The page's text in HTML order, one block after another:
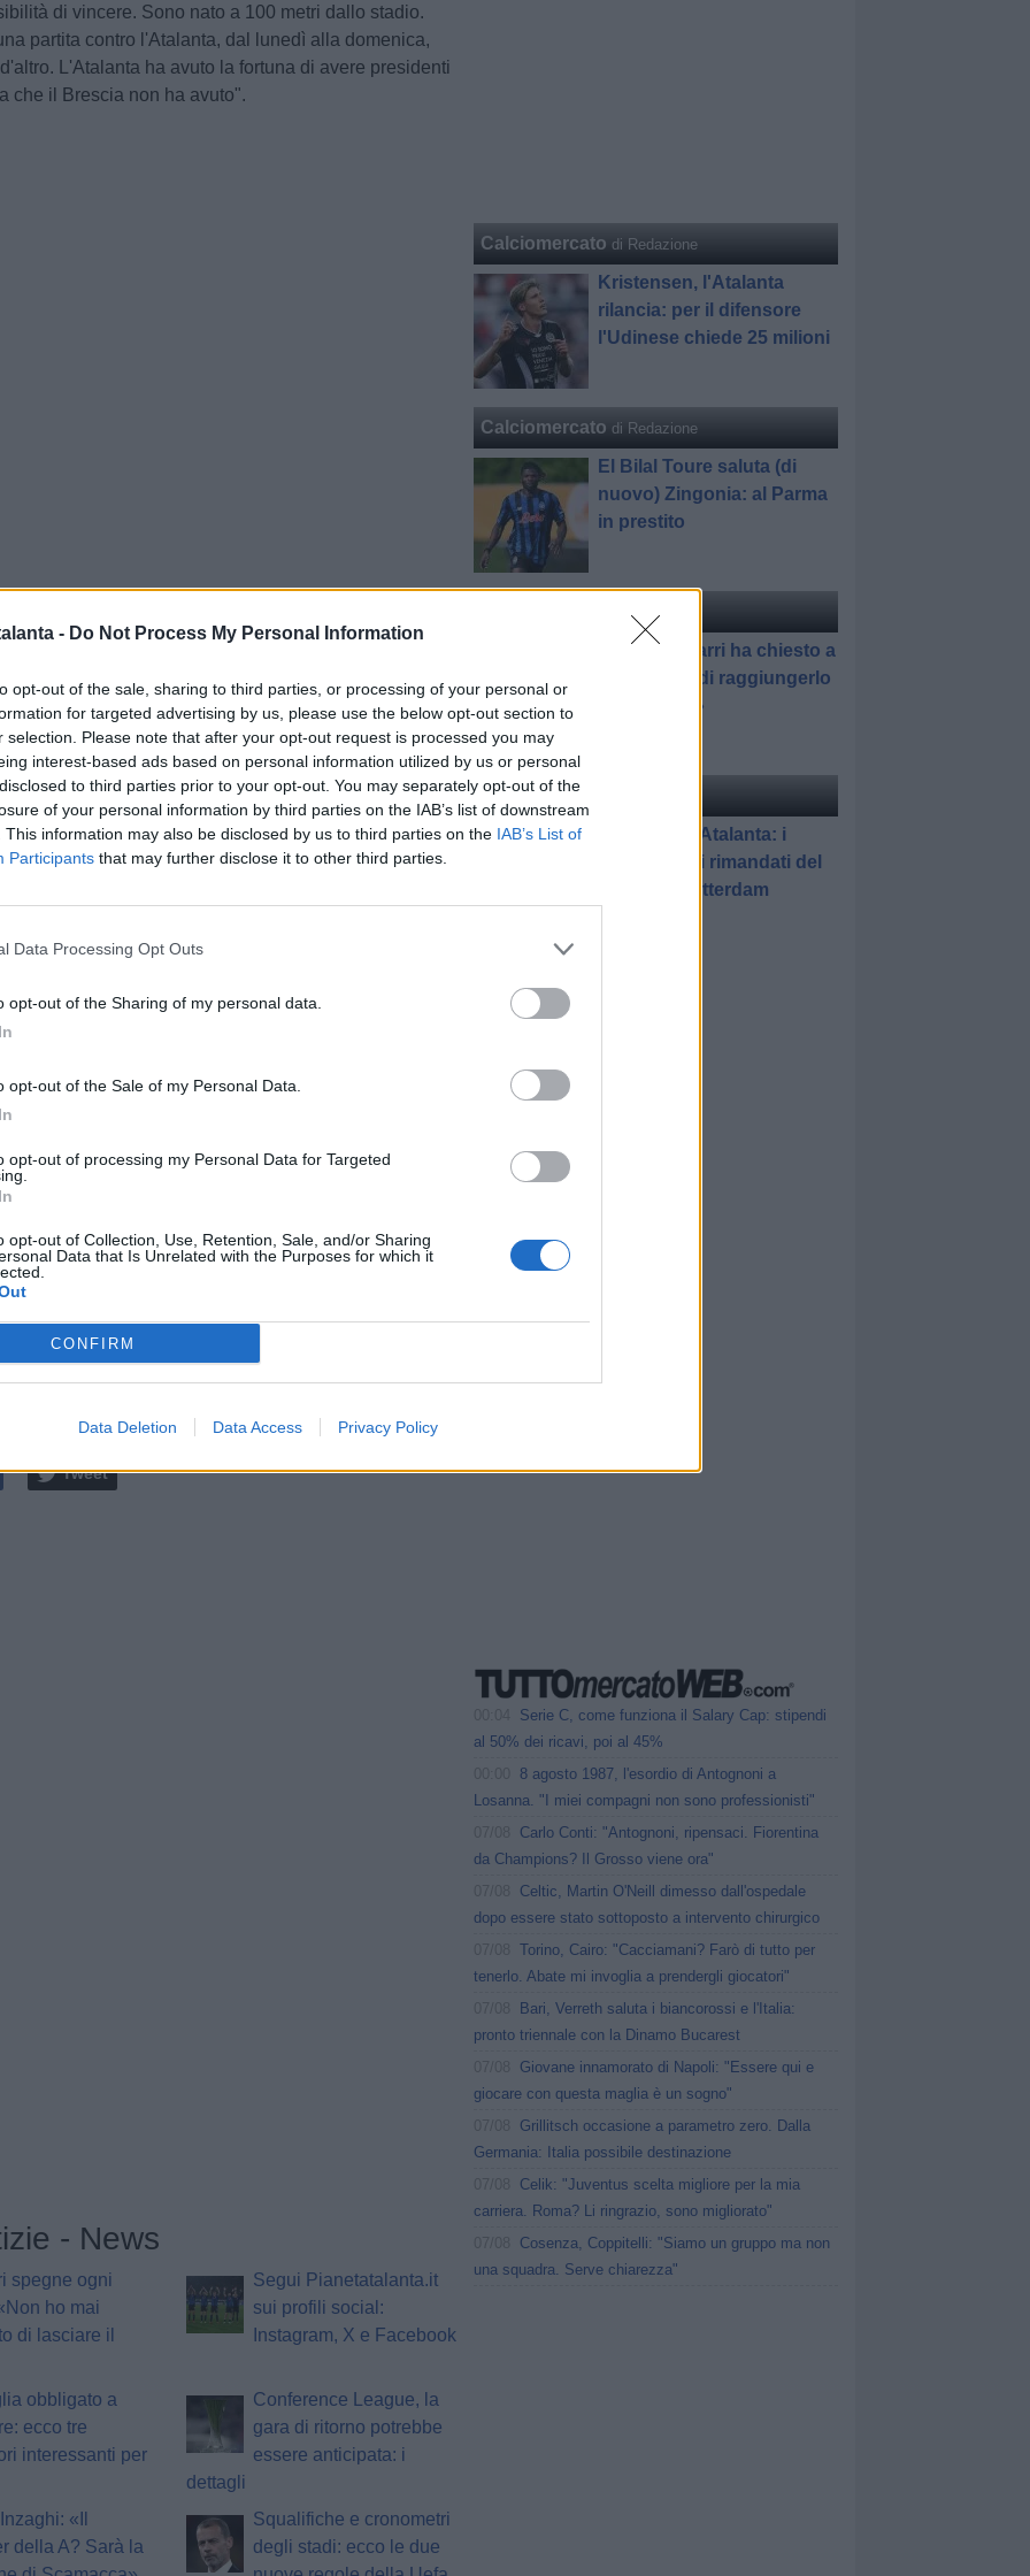
- Do Not Process My Personal Information
opt-out of the sale, sharing to third parties, or processing of your personal or
for targeted advertising by us, please use the below opt-out section to
selection. Please note that after your opt-out request is processed you may
interest-based ads based on personal information utilized by us or personal
to third parties prior to your opt-out. You may separately opt-out of the
of your personal information by third parties on the IAB’s list of downstream
This information may also be disclosed by us to third parties on the IAB’s List of
Participants that may further disclose it to other third parties.
Data Processing Opt Outs
opt-out of the Sharing of my personal data.
opt-out of the Sale of my Personal Data.
opt-out of processing my Personal Data for Targeted
opt-out of Collection, Use, Retention, Sale, and/or Sharing
Data that Is Unrelated with the Purposes for which it
CONFIRM
Data Deletion Data Access Privacy Policy
di vincere. Sono nato a 100 metri dallo stadio.
partita contro l'Atalanta, dal lunedì alla domenica,
L'Atalanta ha avuto la fortuna di avere presidenti
che il Brescia non ha avuto".
-"Vogliamo sempre adattarci all'avversario.
Quando giochiamo contro squadre forti, dobbiamo
DELL'ATALANTA - "L'Atalanta è sempre stata forte.
altrettanto difficile. Non cadrò nella trappola di una
dei quattro si è ripreso. Pensate che io sia contento di
di Champions League con 8-9 infortunati? Nella
le avversità, come ad Auxerre. Il sole tornerà a
tutti gli infortunati torneranno. Allora sarà un po' più
Mar 04 novembre 2025 alle 15:29
Tweet
- News
spegne ogni
ho mai
di lasciare il
Segui Pianetatalanta.it
sui profili social:
Instagram, X e Facebook
obbligato a
ecco tre
interessanti per
Conference League, la
gara di ritorno potrebbe
essere anticipata: i
dettagli
«Il
della A? Sarà la
Squalifiche e cronometri
degli stadi: ecco le due
Calciomercato di Redazione
Kristensen, l'Atalanta
rilancia: per il difensore
l'Udinese chiede 25 milioni
Calciomercato di Redazione
El Bilal Toure saluta (di
nuovo) Zingonia: al Parma
in prestito
di Redazione
Pedullà: «Sarri ha chiesto a
Romagnoli di raggiungerlo
all'Atalanta»
Pagelle di Gianluca Pirovano
Feyenoord-Atalanta: i
promossi e i rimandati del
match di Rotterdam
Serie C, come funziona il Salary Cap: stipendi
al 50% dei ricavi, poi al 45%
8 agosto 1987, l'esordio di Antognoni a
Losanna. "I miei compagni non sono professionisti"
Carlo Conti: "Antognoni, ripensaci. Fiorentina
da Champions? Il Grosso viene ora"
Celtic, Martin O'Neill dimesso dall'ospedale
dopo essere stato sottoposto a intervento chirurgico
Torino, Cairo: "Cacciamani? Farò di tutto per
tenerlo. Abate mi invoglia a prendergli giocatori"
Bari, Verreth saluta i biancorossi e l'Italia:
pronto triennale con la Dinamo Bucarest
Giovane innamorato di Napoli: "Essere qui e
giocare con questa maglia è un sogno"
Grillitsch occasione a parametro zero. Dalla
Germania: Italia possibile destinazione
Celik: "Juventus scelta migliore per la mia
carriera. Roma? Li ringrazio, sono migliorato"
Cosenza, Coppitelli: "Siamo un gruppo ma non
una squadra. Serve chiarezza"